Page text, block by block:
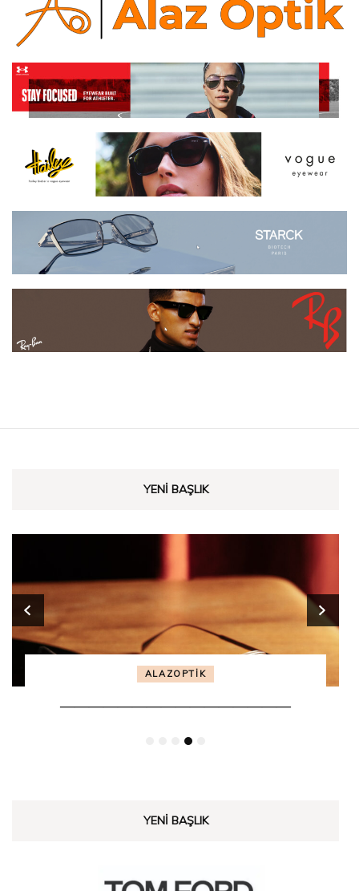
YENI BAŞLIK
ALAZOPTİK
————————————————
YENI BAŞLIK